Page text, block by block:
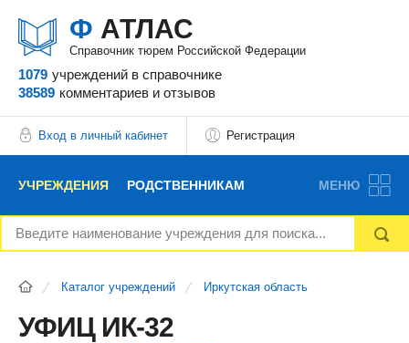
Ф АТЛАС
Справочник тюрем Российской Федерации
1079 учреждений в справочнике
38589 комментариев и отзывов
Вход в личный кабинет Регистрация
УЧРЕЖДЕНИЯ РОДСТВЕННИКАМ
НОВОСТИ БЛОГ АДВОКАТЫ
МЕНЮ
Каталог учреждений Иркутская область
УФИЦ ИК-32